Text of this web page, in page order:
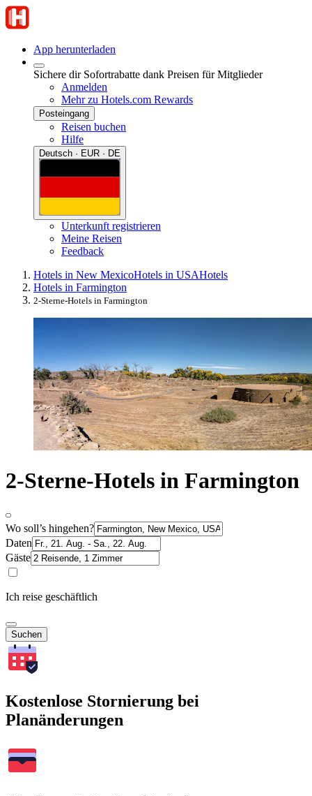
App herunterladen
Sichere dir Sofortrabatte dank Preisen für Mitglieder
Anmelden
Mehr zu Hotels.com Rewards
Posteingang
Reisen buchen
Hilfe
Deutsch · EUR · DE
Unterkunft registrieren
Meine Reisen
Feedback
Hotels in New MexicoHotels in USAHotels
Hotels in Farmington
2-Sterne-Hotels in Farmington
2-Sterne-Hotels in Farmington
Wo soll’s hingehen?
Daten
Gäste
Ich reise geschäftlich
Suchen
Kostenlose Stornierung bei
Planänderungen